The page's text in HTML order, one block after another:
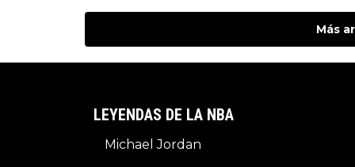
Más
LEYENDAS DE LA NBA
Michael Jordan